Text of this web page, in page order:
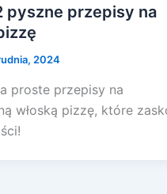
pyszne przepisy na
2024
proste przepisy na
włoską pizzę, które